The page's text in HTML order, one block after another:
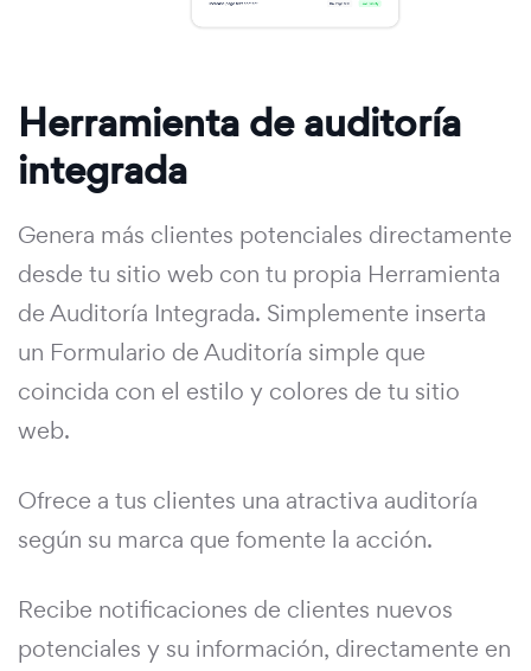
Herramienta de auditoría
integrada
Genera más clientes potenciales directamente
desde tu sitio web con tu propia Herramienta
de Auditoría Integrada. Simplemente inserta
un Formulario de Auditoría simple que
coincida con el estilo y colores de tu sitio
web.
Ofrece a tus clientes una atractiva auditoría
según su marca que fomente la acción.
Recibe notificaciones de clientes nuevos
potenciales y su información, directamente en